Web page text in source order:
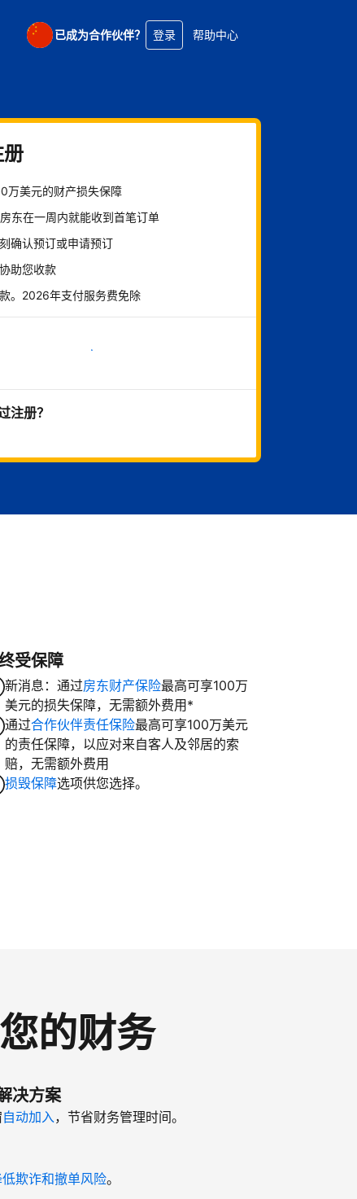
已成为合作伙伴？ 登录 帮助中心
万美元的财产损失保障
东在一周内就能收到首笔订单
确认预订或申请预订
助您收款
。2026年支付服务费免除
立即开始
注册？
受保障
新消息：通过房东财产保险最高可享100万
美元的损失保障，无需额外费用*
通过合作伙伴责任保险最高可享100万美元
的责任保障，以应对来自客人及邻居的索
赔，无需额外费用
损毁保障选项供您选择。
的财务
决方案
自动加入，节省财务管理时间。
低欺诈和撤单风险。